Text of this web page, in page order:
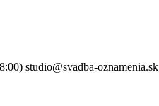
studio@svadba-oznamenia.sk